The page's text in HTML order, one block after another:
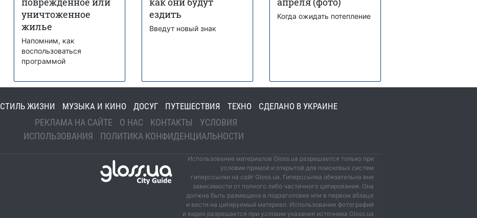
уничтоженное
жилье
Напомним, как
воспользоваться
программой
ездить
Введут новый знак
Когда ожидать потепление
СТИЛЬ ЖИЗНИ МУЗЫКА И КИНО ДОСУГ ПУТЕШЕСТВИЯ ТЕХНО СДЕЛАНО В УКРАИНЕ
РЕКЛАМА НА САЙТЕ О НАС КОНТАКТЫ
УСЛОВИЯ
ИСПОЛЬЗОВАНИЯ
ПОЛИТИКА КОНФИДЕНЦИАЛЬНОСТИ
Использование материалов Gloss.ua разрешается только при
условии прямой и открытой для поисковых систем
гиперссылки на сайт Gloss.ua. Гиперссылка обязательна вне
зависимости от полного либо частичного цитирования. Она
должна быть размещена в подзаголовке или в первом абзаце
и вести на цитируемый материал. Использование фотографий
и видео разрешается при условии указания источника Gloss.ua